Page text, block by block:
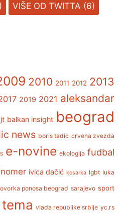
VIŠE OD TWITTA (6)
2010 2011 2012 2013
2019 2021 aleksandar
balkan insight beograd
news boris tadic crvena zvezda
e-novine ekologija fudbal
ivica dačić kosarka lgbt luka
ponosa beograd sarajevo sport
tema vlada republike srbije yc.rs